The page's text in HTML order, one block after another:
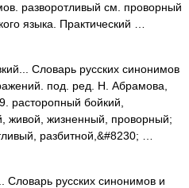
разворотливый см. проворный
языка. Практический …
Словарь русских синонимов
под. ред. Н. Абрамова,
расторопный бойкий,
живой, жизненный, проворный;
разбитной,&#8230; …
русских синонимов и